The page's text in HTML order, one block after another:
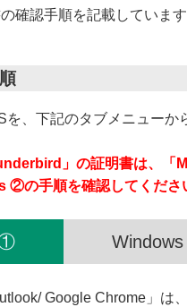
確認手順を記載しています
、下記のタブメニューか
」の証明書は、「
の手順を確認してくださ
①
Google Chrome」は